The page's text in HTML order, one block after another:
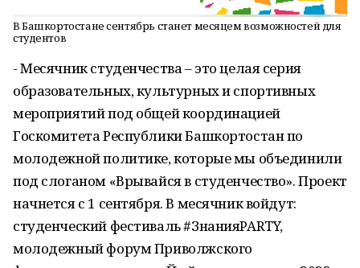
В Башкортостане сентябрь станет месяцем возможностей для
студентов
- Месячник студенчества – это целая серия
образовательных, культурных и спортивных
мероприятий под общей координацией
Госкомитета Республики Башкортостан по
молодежной политике, которые мы объединили
под слоганом «Врывайся в студенчество». Проект
начнется с 1 сентября. В месячник войдут:
студенческий фестиваль #ЗнанияPARTY,
молодежный форум Приволжского